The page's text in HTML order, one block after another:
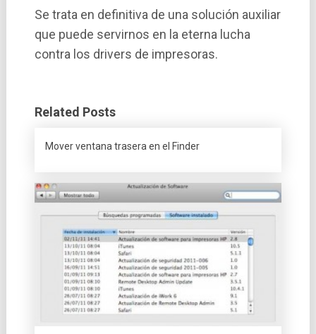
Se trata en definitiva de una solución auxiliar
que puede servirnos en la eterna lucha
contra los drivers de impresoras.
Related Posts
Mover ventana trasera en el Finder